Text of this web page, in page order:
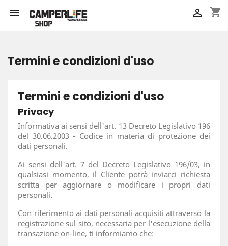
 shopping_cart

Termini e condizioni d'uso
Termini e condizioni d'uso
Privacy
Informativa ai sensi dell'art. 13 Decreto Legislativo 196
del 30.06.2003 - Codice in materia di protezione dei
dati personali.
Ai sensi dell'art. 7 del Decreto Legislativo 196/03, in
qualsiasi momento, il Cliente potrà inviarci richiesta
scritta per aggiornare o modificare i propri dati
personali.
Con riferimento ai dati personali acquisiti attraverso la
registrazione sul sito, necessaria per l'esecuzione della
transazione on-line, ti informiamo che: